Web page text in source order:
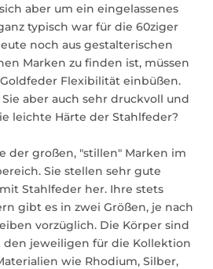
aber um ein eingelassenes
typisch war für die 60ziger
noch aus gestalterischen
Marken zu finden ist, müssen
Flexibilität einbüßen.
aber auch sehr druckvoll und
leichte Härte der Stahlfeder?
der großen, "stillen" Marken im
Sie stellen sehr gute
Stahlfeder her. Ihre stets
gibt es in zwei Größen, je nach
vorzüglich. Die Körper sind
den jeweiligen für die Kollektion
wie Rhodium, Silber,